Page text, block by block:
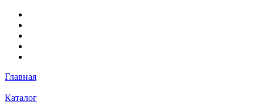
Главная
Каталог